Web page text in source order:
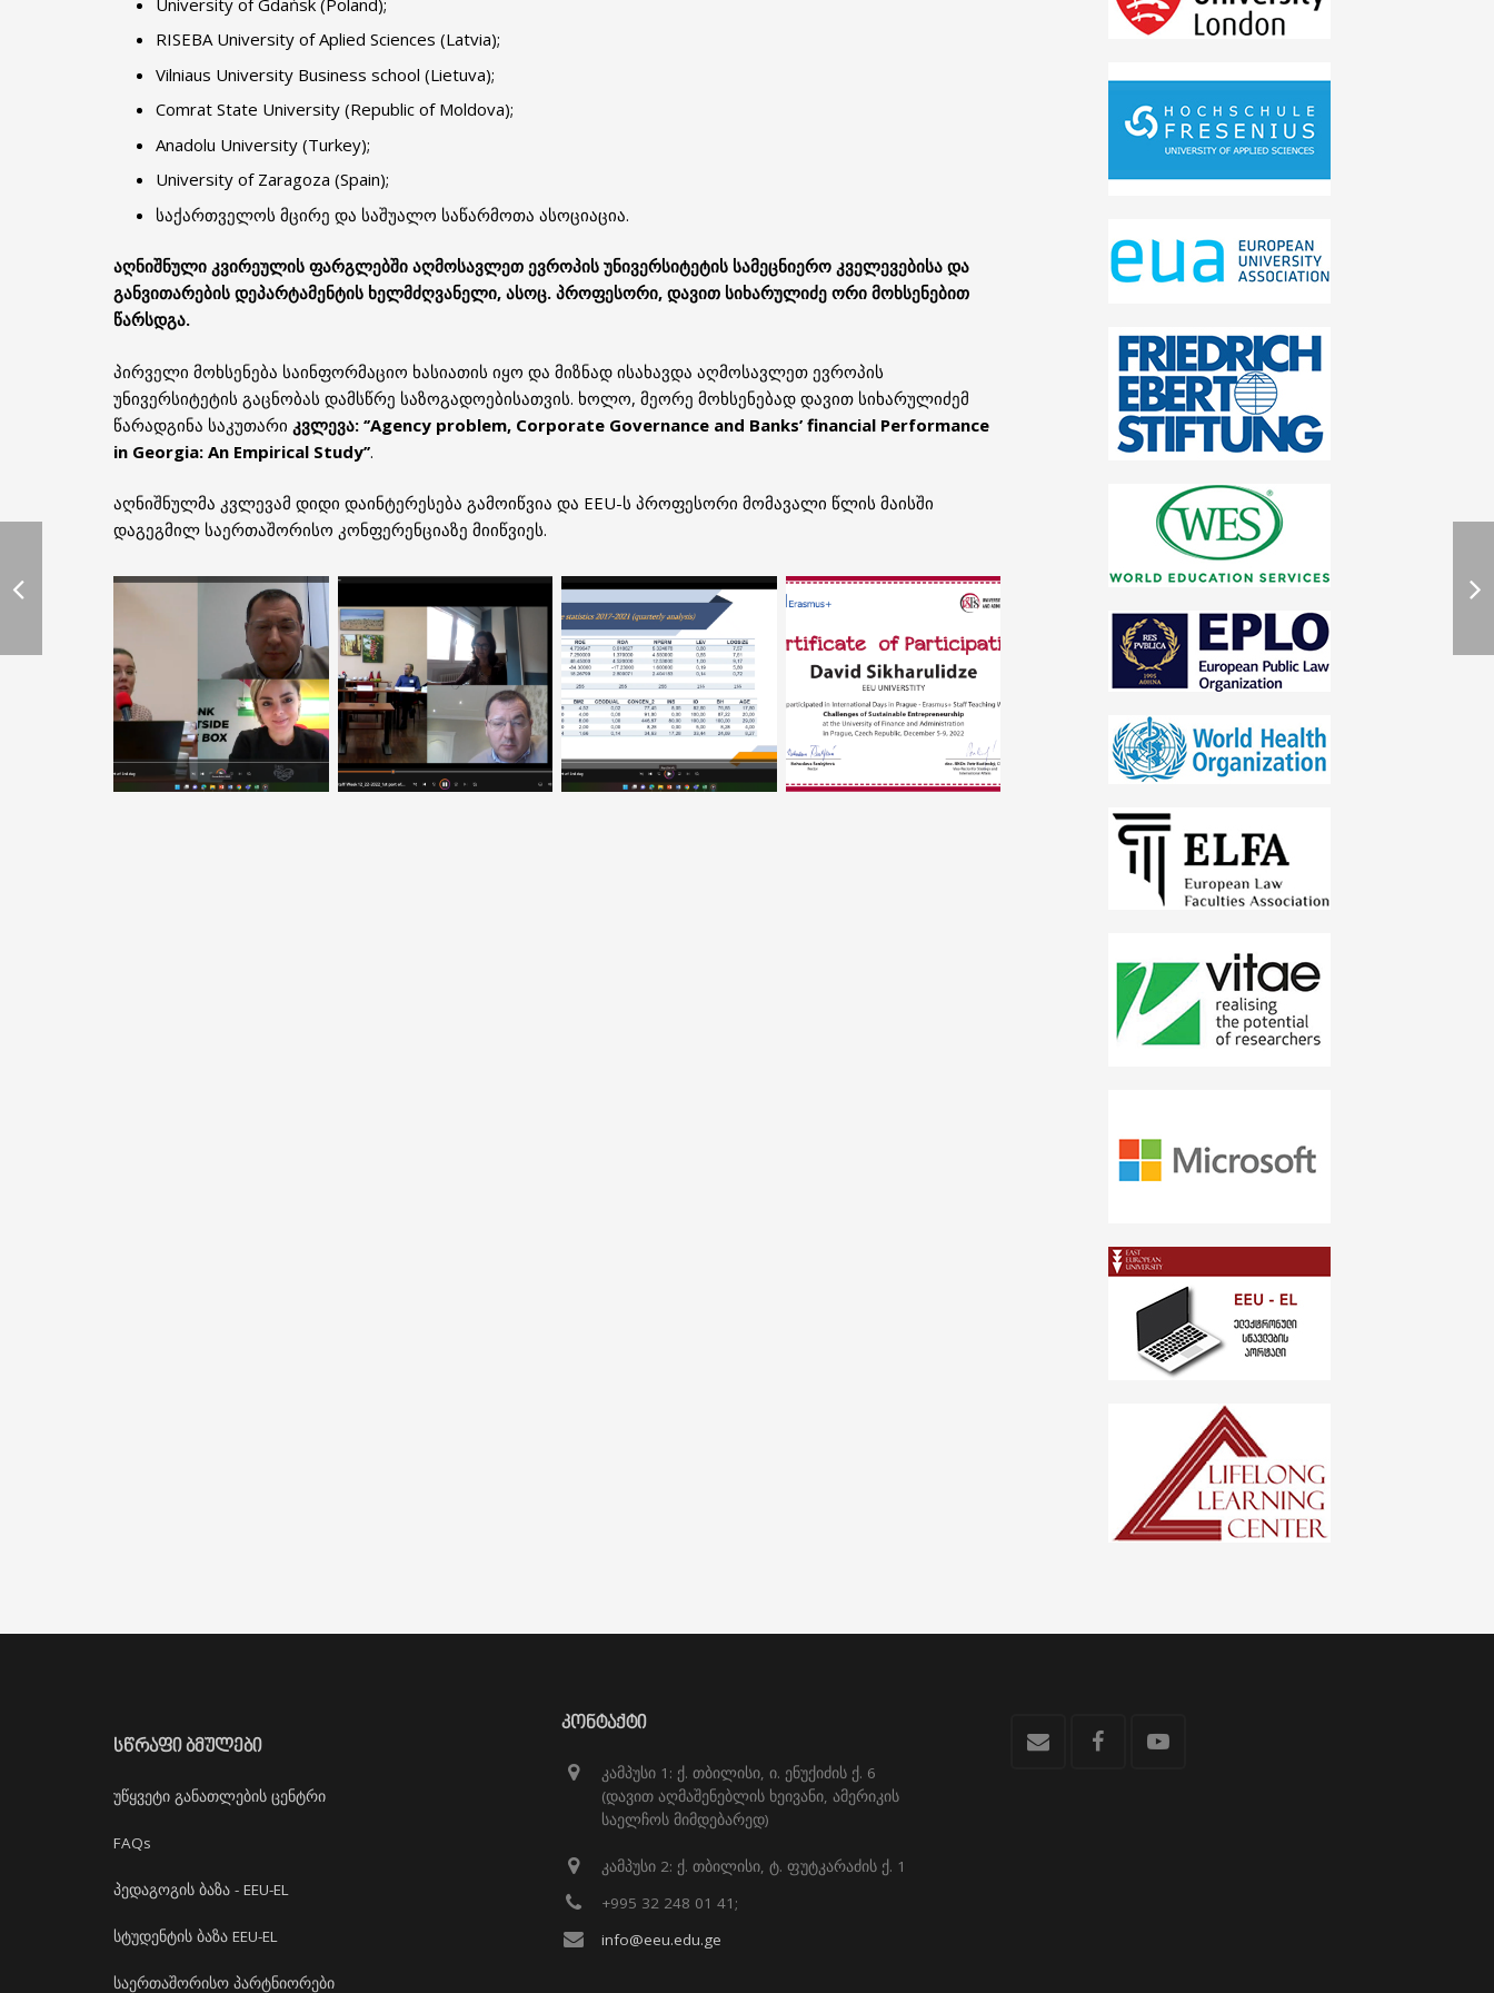
RISEBA University of Aplied Sciences (Latvia);
Vilniaus University Business school (Lietuva);
Comrat State University (Republic of Moldova);
Anadolu University (Turkey);
University of Zaragoza (Spain);
საქართველოს მცირე და საშუალო საწარმოთა ასოციაცია.
აღნიშნული კვირეულის ფარგლებში აღმოსავლეთ ევროპის უნივერსიტეტის სამეცნიერო კველევებისა და
განვითარების დეპარტამენტის ხელმძღვანელი, ასოც. პროფესორი, დავით სიხარულიძე ორი მოხსენებით
წარსდგა.
პირველი მოხსენება საინფორმაციო ხასიათის იყო და მიზნად ისახავდა აღმოსავლეთ ევროპის
უნივერსიტეტის გაცნობას დამსწრე საზოგადოებისათვის. ხოლო, მეორე მოხსენებად დავით სიხარულიძემ
წარადგინა საკუთარი კვლევა: ‘’Agency problem, Corporate Governance and Banks’ financial Performance
in Georgia: An Empirical Study’’.
აღნიშნულმა კვლევამ დიდი დაინტერესება გამოიწვია და EEU-ს პროფესორი მომავალი წლის მაისში
დაგეგმილ საერთაშორისო კონფერენციაზე მიიწვიეს.
ᲡᲬᲠᲐᲤᲘ ᲑᲛᲣᲚᲔᲑᲘ
უწყვეტი განათლების ცენტრი
FAQs
პედაგოგის ბაზა - EEU-EL
სტუდენტის ბაზა EEU-EL
საერთაშორისო პარტნიორები
ᲙᲝᲜᲢᲐᲥᲢᲘ
კამპუსი 1: ქ. თბილისი, ი. ენუქიძის ქ. 6
(დავით აღმაშენებლის ხეივანი, ამერიკის
საელჩოს მიმდებარედ)
კამპუსი 2: ქ. თბილისი, ტ. ფუტკარაძის ქ. 1
+995 32 248 01 41;
info@eeu.edu.ge